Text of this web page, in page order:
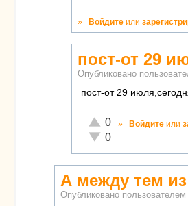
» Войдите или
пост-от 29
Опубликовано
пост-от 29
Отлично!
0
Неадекватно!
0
» Войдите или
А между тем
Опубликовано пользователем